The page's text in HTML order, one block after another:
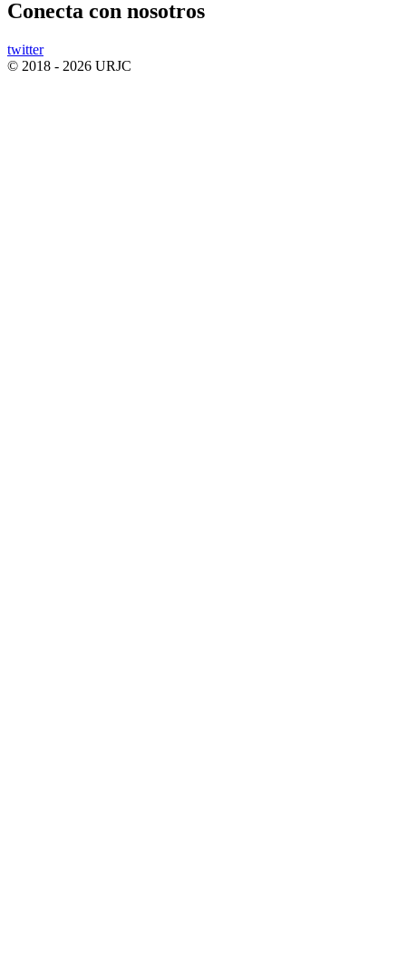
Conecta con nosotros
twitter
© 2018 - 2026 URJC